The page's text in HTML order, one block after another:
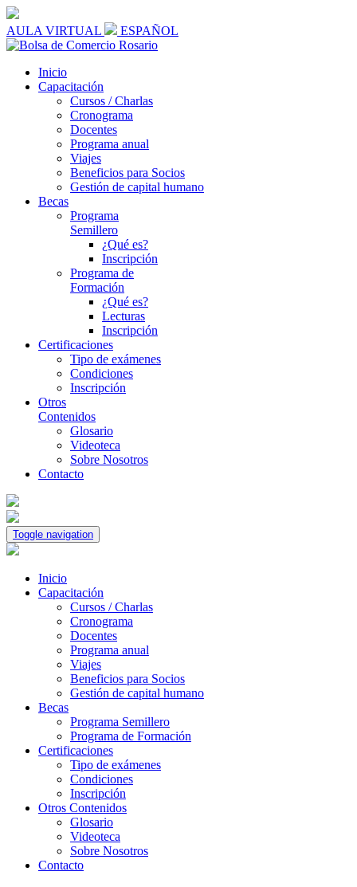
AULA VIRTUAL ESPAÑOL
Inicio
Capacitación
Cursos / Charlas
Cronograma
Docentes
Programa anual
Viajes
Beneficios para Socios
Gestión de capital humano
Becas
Programa
Semillero
¿Qué es?
Inscripción
Programa de
Formación
¿Qué es?
Lecturas
Inscripción
Certificaciones
Tipo de exámenes
Condiciones
Inscripción
Otros
Contenidos
Glosario
Videoteca
Sobre Nosotros
Contacto
Toggle navigation
Inicio
Capacitación
Cursos / Charlas
Cronograma
Docentes
Programa anual
Viajes
Beneficios para Socios
Gestión de capital humano
Becas
Programa Semillero
Programa de Formación
Certificaciones
Tipo de exámenes
Condiciones
Inscripción
Otros Contenidos
Glosario
Videoteca
Sobre Nosotros
Contacto